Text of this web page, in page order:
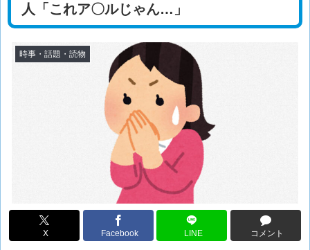
人「これア〇ルじゃん…」
時事・話題・読物
X Facebook LINE コメント